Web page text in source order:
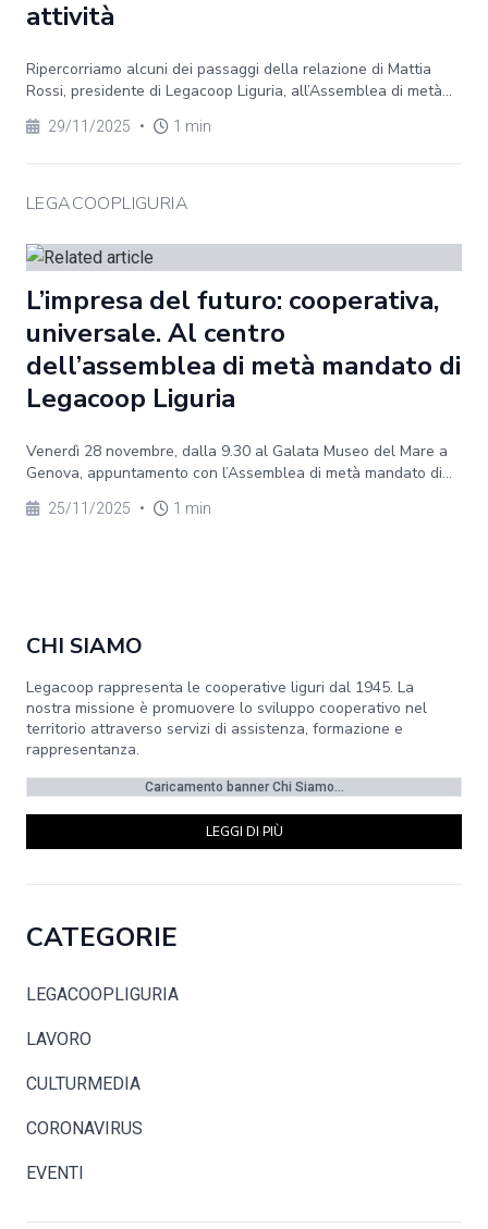
attività
Ripercorriamo alcuni dei passaggi della relazione di Mattia
Rossi, presidente di Legacoop Liguria, all’Assemblea di metà...
29/11/2025 • 1 min
LEGACOOPLIGURIA
L’impresa del futuro: cooperativa,
universale. Al centro
dell’assemblea di metà mandato di
Legacoop Liguria
Venerdì 28 novembre, dalla 9.30 al Galata Museo del Mare a
Genova, appuntamento con l’Assemblea di metà mandato di...
25/11/2025 • 1 min
CHI SIAMO
Legacoop rappresenta le cooperative liguri dal 1945. La
nostra missione è promuovere lo sviluppo cooperativo nel
territorio attraverso servizi di assistenza, formazione e
rappresentanza.
Caricamento banner Chi Siamo...
LEGGI DI PIÙ
CATEGORIE
LEGACOOPLIGURIA
LAVORO
CULTURMEDIA
CORONAVIRUS
EVENTI